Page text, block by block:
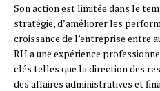
Son action est limitée dans le
stratégie, d’améliorer les
croissance de l’entreprise entre
RH a une expérience
clés telles que la direction des
des affaires administratives et